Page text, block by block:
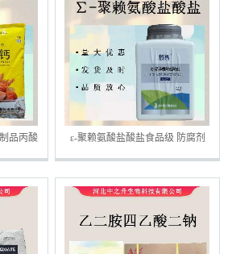
品丙酸 ε-聚赖氨酸盐酸盐食品级 防腐剂
原厂包装 聚赖氨酸盐酸盐